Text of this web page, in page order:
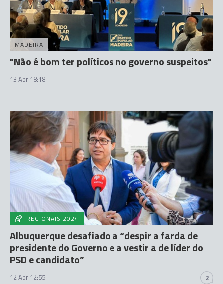
MADEIRA
"Não é bom ter políticos no governo suspeitos"
13 Abr 18:18
REGIONAIS 2024
Albuquerque desafiado a “despir a farda de
presidente do Governo e a vestir a de líder do
PSD e candidato”
12 Abr 12:55 2